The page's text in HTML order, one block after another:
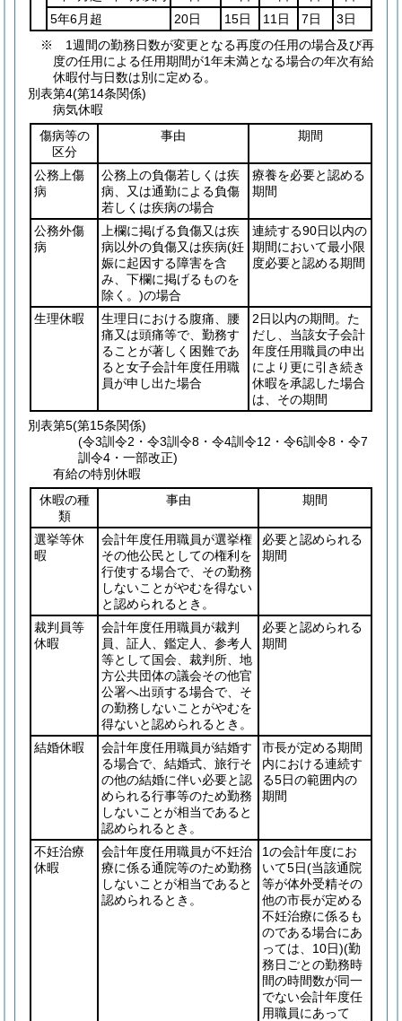
5年6月超
20日 15日 11日 7日
3日
※ 1週間の勤務日数が変更となる再度の任用の場合及び再
度の任用による任用期間が1年未満となる場合の年次有給
休暇付与日数は別に定める。
別表第4(第14条関係)
病気休暇
傷病等の
区分
事由 期間
公務上傷
病
公務上の負傷若しくは疾
病、又は通勤による負傷
若しくは疾病の場合
療養を必要と認める
期間
公務外傷
病
上欄に掲げる負傷又は疾
病以外の負傷又は疾病(妊
娠に起因する障害を含
み、下欄に掲げるものを
除く。)の場合
連続する90日以内の
期間において最小限
度必要と認める期間
生理休暇
生理日における腹痛、腰
痛又は頭痛等で、勤務す
ることが著しく困難であ
ると女子会計年度任用職
員が申し出た場合
2日以内の期間。た
だし、当該女子会計
年度任用職員の申出
により更に引き続き
休暇を承認した場合
は、その期間
別表第5(第15条関係)
(令3訓令2・令3訓令8・令4訓令12・令6訓令8・令7
訓令4・一部改正)
有給の特別休暇
休暇の種
類
事由 期間
選挙等休
暇
会計年度任用職員が選挙権
その他公民としての権利を
行使する場合で、その勤務
しないことがやむを得ない
と認められるとき。
必要と認められる
期間
裁判員等
休暇
会計年度任用職員が裁判
員、証人、鑑定人、参考人
等として国会、裁判所、地
方公共団体の議会その他官
公署へ出頭する場合で、そ
の勤務しないことがやむを
得ないと認められるとき。
必要と認められる
期間
結婚休暇
会計年度任用職員が結婚す
る場合で、結婚式、旅行そ
の他の結婚に伴い必要と認
められる行事等のため勤務
しないことが相当であると
認められるとき。
市長が定める期間
内における連続す
る5日の範囲内の
期間
不妊治療
休暇
会計年度任用職員が不妊治
療に係る通院等のため勤務
しないことが相当であると
認められるとき。
1の会計年度にお
いて5日(当該通院
等が体外受精その
他の市長が定める
不妊治療に係るも
のである場合にあ
っては、10日)(勤
務日ごとの勤務時
間の時間数が同一
でない会計年度任
用職員にあって